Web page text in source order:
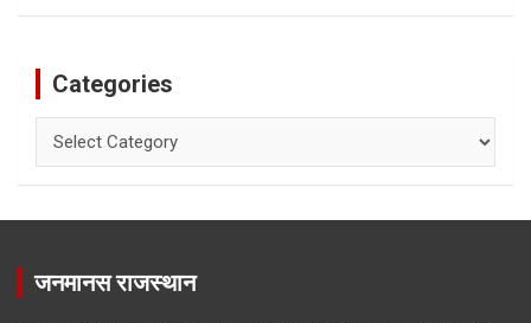
Categories
जनमानस राजस्थान